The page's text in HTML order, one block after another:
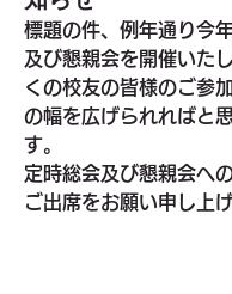
標題の件、例年通り今
及び懇親会を開催いた
くの校友の皆様のご参
の幅を広げられればと
す。
定時総会及び懇親会へ
ご出席をお願い申し上げ